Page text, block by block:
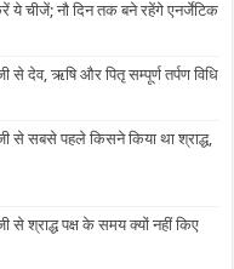
ये चीजें; नौ दिन तक बने रहेंगे एनर्जेटिक
से देव, ऋषि और पितृ सम्पूर्ण तर्पण विधि
से सबसे पहले किसने किया था श्राद्ध,
से श्राद्ध पक्ष के समय क्यों नहीं किए